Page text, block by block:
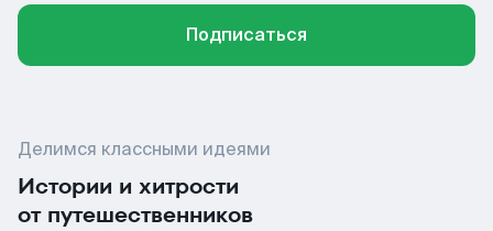
Подписаться
Делимся классными идеями
Истории и хитрости
от путешественников